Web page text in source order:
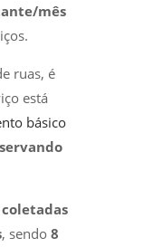
mês
ruas, é
está
básico
coletadas
, sendo 8